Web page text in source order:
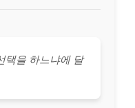
택을 하느냐에 달